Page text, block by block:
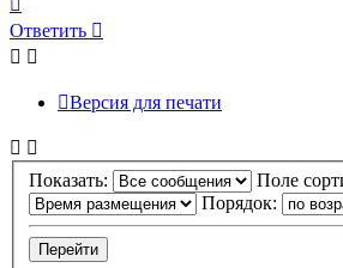
к
началу
Ответить
Версия для печати
Показать:
Поле
Порядок: